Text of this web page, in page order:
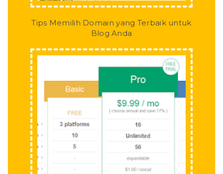
Tips Memilih Domain yang Terbaik untuk
Blog Anda